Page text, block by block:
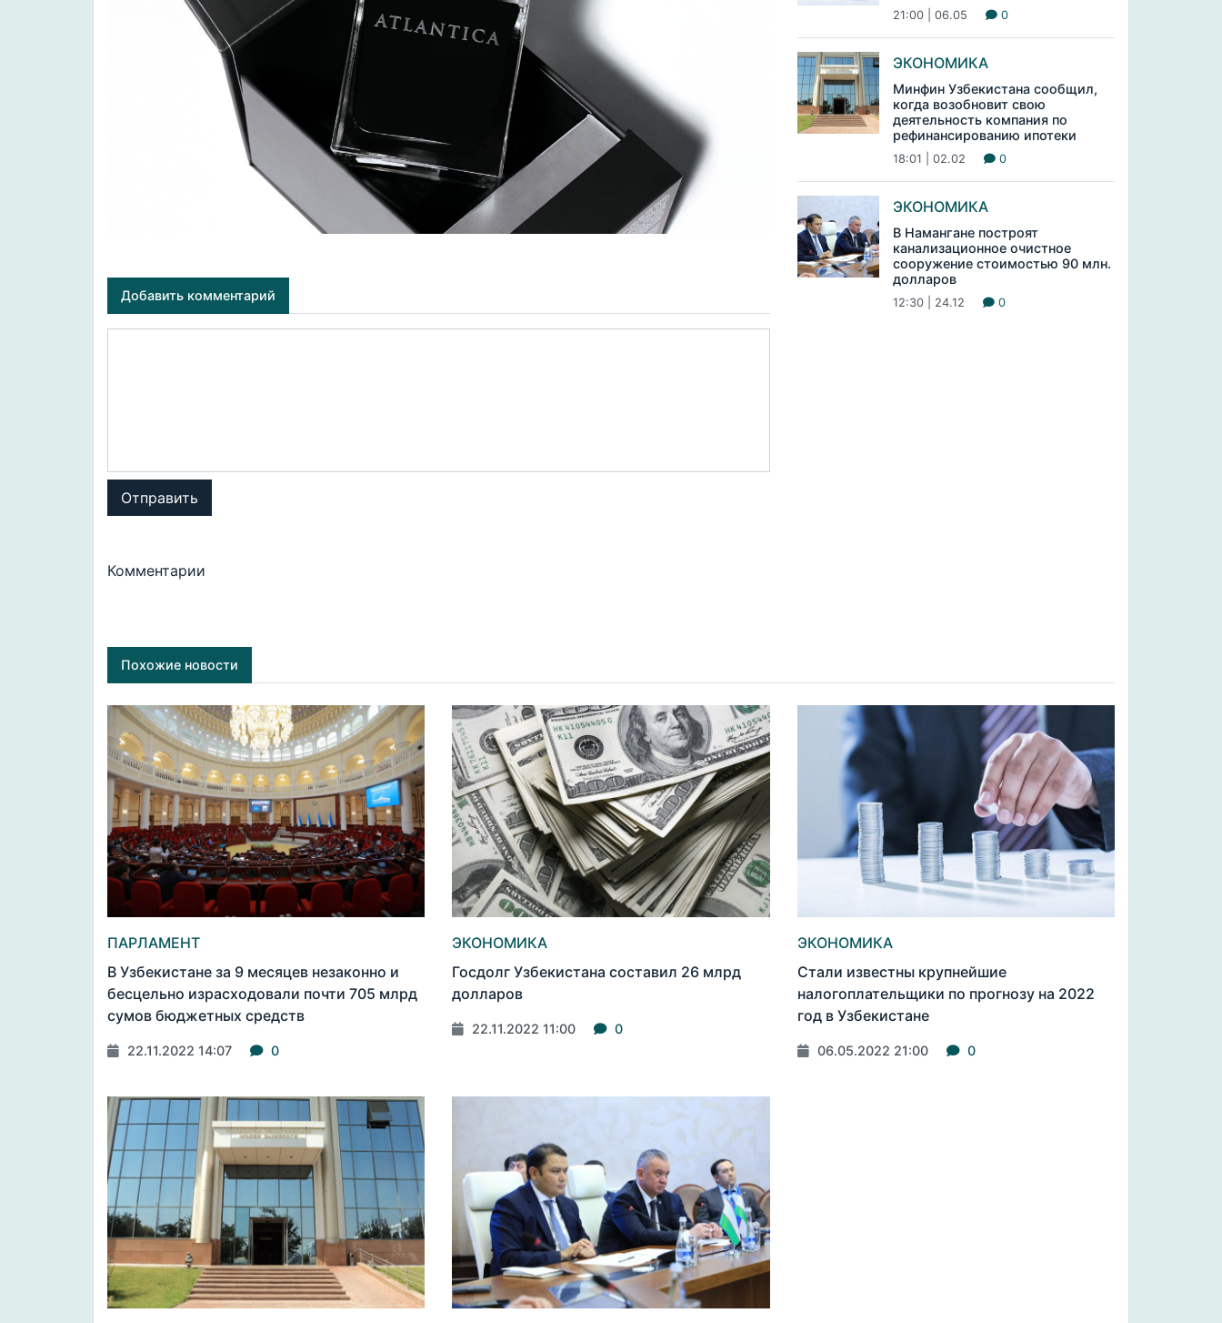
Добавить комментарий
Отправить
Комментарии
21:00 | 06.05 0
ЭКОНОМИКА
Минфин Узбекистана сообщил,
когда возобновит свою
деятельность компания по
рефинансированию ипотеки
18:01 | 02.02 0
ЭКОНОМИКА
В Намангане построят
канализационное очистное
сооружение стоимостью 90 млн.
долларов
12:30 | 24.12 0
Похожие новости
ПАРЛАМЕНТ
В Узбекистане за 9 месяцев незаконно и
бесцельно израсходовали почти 705 млрд
сумов бюджетных средств
22.11.2022 14:07 0
ЭКОНОМИКА
Госдолг Узбекистана составил 26 млрд
долларов
22.11.2022 11:00 0
ЭКОНОМИКА
Стали известны крупнейшие
налогоплательщики по прогнозу на 2022
год в Узбекистане
06.05.2022 21:00 0